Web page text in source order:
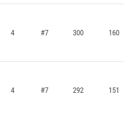
4
#7 300 160
4
#7 292 151